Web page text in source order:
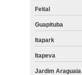
Feital
Guapituba
Itapark
Itapeva
Jardim Araguaia